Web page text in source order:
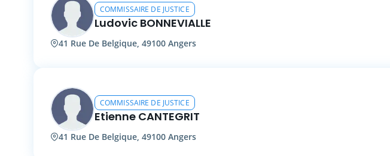
COMMISSAIRE DE JUSTICE
Ludovic BONNEVIALLE
41 Rue De Belgique, 49100 Angers
COMMISSAIRE DE JUSTICE
Etienne CANTEGRIT
41 Rue De Belgique, 49100 Angers